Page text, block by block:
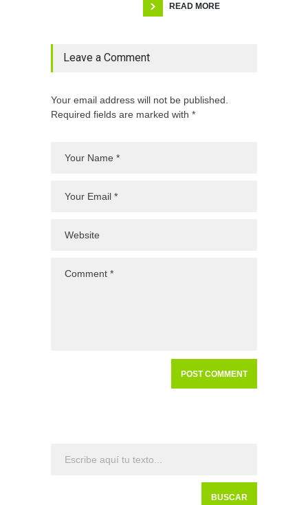
READ MORE
Leave a Comment
Your email address will not be published.
Required fields are marked with *